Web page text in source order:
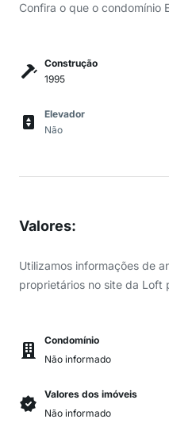
Confira o que o condomínio
Construção
1995
Elevador
Não
Valores:
Utilizamos informações de
proprietários no site da Loft
Condomínio
Não informado
Valores dos imóveis
Não informado